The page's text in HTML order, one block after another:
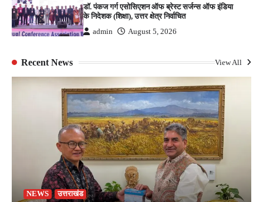
डॉ. पंकज गर्ग एसोसिएशन ऑफ ब्रेस्ट सर्जन्स ऑफ इंडिया
के निदेशक (शिक्षा), उत्तर क्षेत्र निर्वाचित
admin August 5, 2026
Recent News View All
NEWS उत्तराखंड